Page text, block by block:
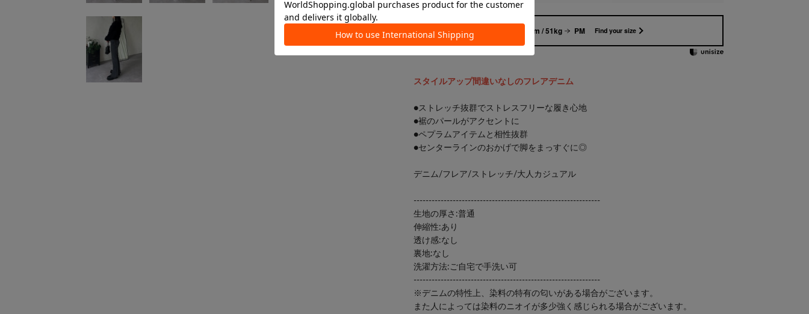
158cm / 51kg PM Find your size
スタイルアップ間違いなしのフレアデニム
●ストレッチ抜群でストレスフリーな履き心地
●裾のパールがアクセントに
●ペプラムアイテムと相性抜群
●センターラインのおかげで脚をまっすぐに◎
デニム/フレア/ストレッチ/大人カジュアル
--------------------------------------------------------------
生地の厚さ:普通
伸縮性:あり
透け感:なし
裏地:なし
洗濯方法:ご自宅で手洗い可
--------------------------------------------------------------
※デニムの特性上、染料の特有の匂いがある場合がございます。
また人によっては染料のニオイが多少強く感じられる場合がございます。